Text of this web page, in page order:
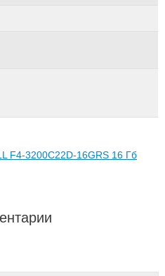
F4-3200C22D-16GRS 16 Гб